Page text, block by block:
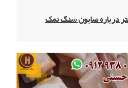
درباره صابون سنگ نمک